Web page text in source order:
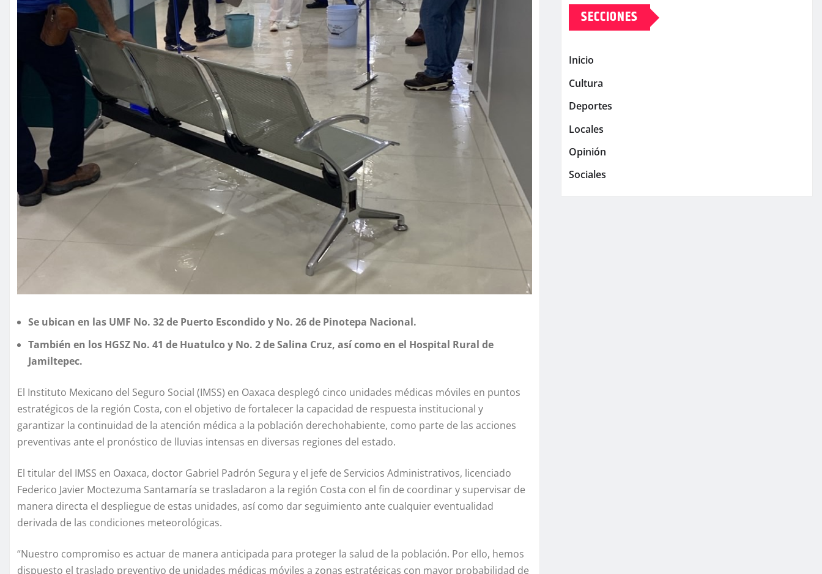
Se ubican en las UMF No. 32 de Puerto Escondido y No. 26 de Pinotepa Nacional.
También en los HGSZ No. 41 de Huatulco y No. 2 de Salina Cruz, así como en el Hospital Rural de
Jamiltepec.
El Instituto Mexicano del Seguro Social (IMSS) en Oaxaca desplegó cinco unidades médicas móviles en puntos
estratégicos de la región Costa, con el objetivo de fortalecer la capacidad de respuesta institucional y
garantizar la continuidad de la atención médica a la población derechohabiente, como parte de las acciones
preventivas ante el pronóstico de lluvias intensas en diversas regiones del estado.
El titular del IMSS en Oaxaca, doctor Gabriel Padrón Segura y el jefe de Servicios Administrativos, licenciado
Federico Javier Moctezuma Santamaría se trasladaron a la región Costa con el fin de coordinar y supervisar de
manera directa el despliegue de estas unidades, así como dar seguimiento ante cualquier eventualidad
derivada de las condiciones meteorológicas.
“Nuestro compromiso es actuar de manera anticipada para proteger la salud de la población. Por ello, hemos
dispuesto el traslado preventivo de unidades médicas móviles a zonas estratégicas con mayor probabilidad de
SECCIONES
Inicio
Cultura
Deportes
Locales
Opinión
Sociales